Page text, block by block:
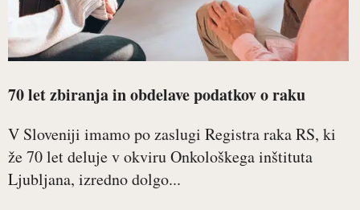
70 let zbiranja in obdelave podatkov o raku
V Sloveniji imamo po zaslugi Registra raka RS, ki
že 70 let deluje v okviru Onkološkega inštituta
Ljubljana, izredno dolgo...